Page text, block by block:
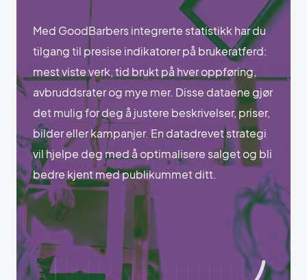
Med GoodBarbers integrerte statistikk har du
tilgang til presise indikatorer på brukeratferd:
mest viste verk, tid brukt på hver oppføring,
avbruddsrater og mye mer. Disse dataene gjør
det mulig for deg å justere beskrivelser, priser,
bilder eller kampanjer. En datadrevet strategi
vil hjelpe deg med å optimalisere salget og bli
bedre kjent med publikummet ditt.